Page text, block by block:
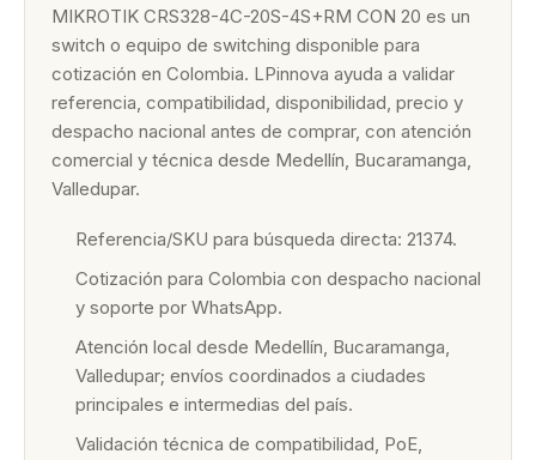
MIKROTIK CRS328-4C-20S-4S+RM CON 20 es un
switch o equipo de switching disponible para
cotización en Colombia. LPinnova ayuda a validar
referencia, compatibilidad, disponibilidad, precio y
despacho nacional antes de comprar, con atención
comercial y técnica desde Medellín, Bucaramanga,
Valledupar.
Referencia/SKU para búsqueda directa: 21374.
Cotización para Colombia con despacho nacional
y soporte por WhatsApp.
Atención local desde Medellín, Bucaramanga,
Valledupar; envíos coordinados a ciudades
principales e intermedias del país.
Validación técnica de compatibilidad, PoE,